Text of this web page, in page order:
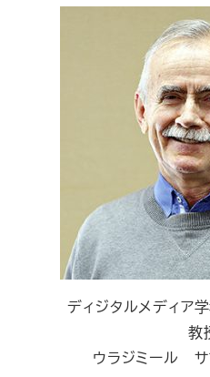
ディジタルメディア
教
ウラジミール サ